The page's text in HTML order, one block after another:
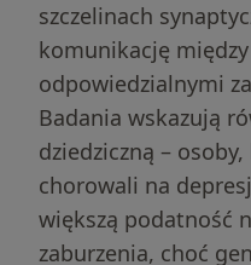
szczelinach
komunikację
odpowiedzialnymi
Badania wskazują
dziedziczną –
chorowali na
większą podatność
zaburzenia, choć